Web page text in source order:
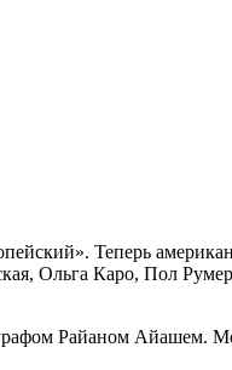
Теперь
Ольга Каро, Пол
Райаном Айашем.